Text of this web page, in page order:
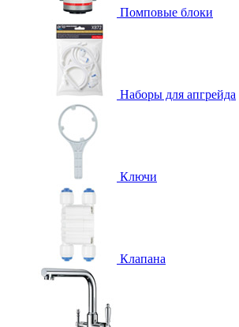
Помповые блоки
Наборы для апгрейда
Ключи
Клапана